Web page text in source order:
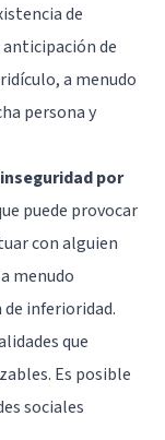
de
de
a menudo
persona y
por
puede provocar
con alguien
menudo
de inferioridad.
que
Es posible
sociales